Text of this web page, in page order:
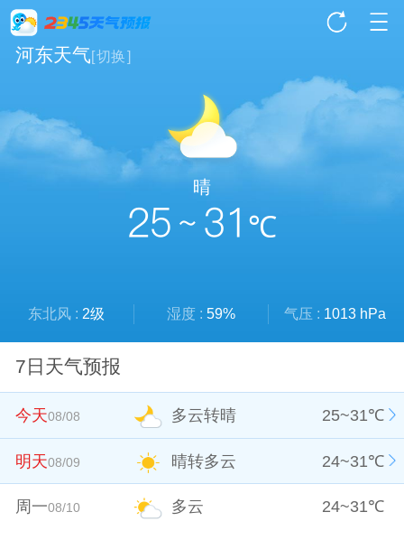
河东天气[切换]
晴
25 ~ 31 ℃
东北风 : 2级 湿度 : 59% 气压 : 1013 hPa
7日天气预报
今天08/08 多云转晴 25~31℃
明天08/09 晴转多云 24~31℃
周一08/10 多云 24~31℃